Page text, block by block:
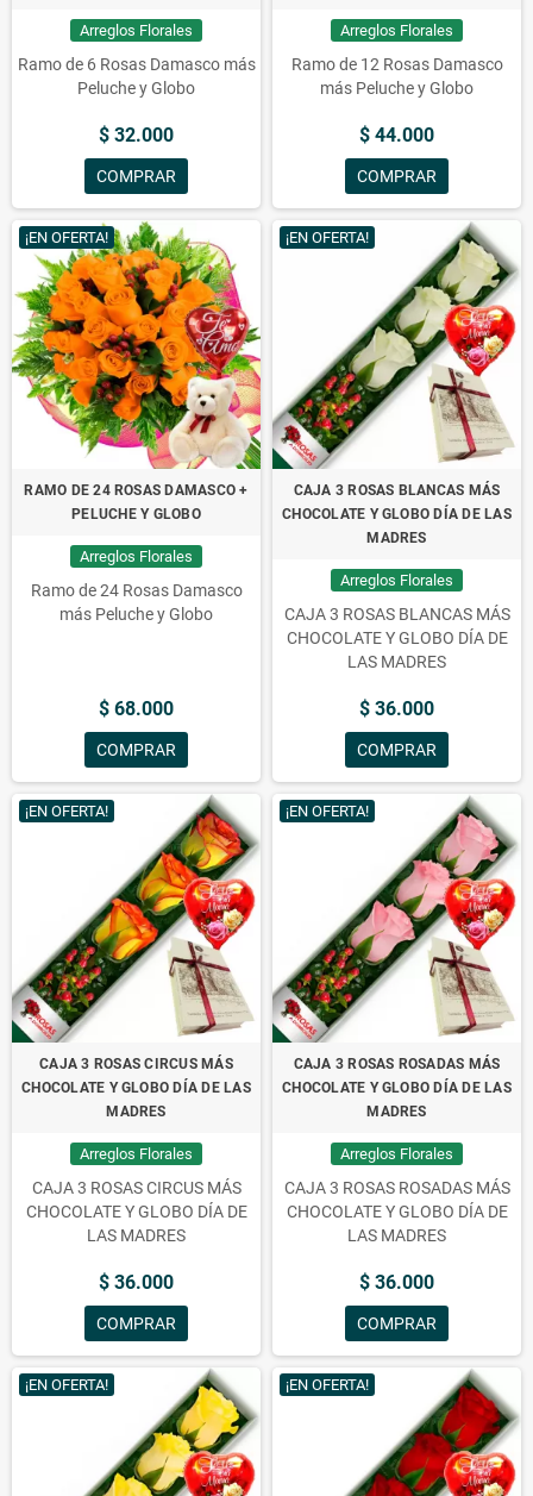
Arreglos Florales
Ramo de 6 Rosas Damasco más
Peluche y Globo
$ 32.000
COMPRAR
Arreglos Florales
Ramo de 12 Rosas Damasco
más Peluche y Globo
$ 44.000
COMPRAR
¡EN OFERTA!
RAMO DE 24 ROSAS DAMASCO +
PELUCHE Y GLOBO
Arreglos Florales
Ramo de 24 Rosas Damasco
más Peluche y Globo
$ 68.000
COMPRAR
¡EN OFERTA!
CAJA 3 ROSAS BLANCAS MÁS
CHOCOLATE Y GLOBO DÍA DE LAS
MADRES
Arreglos Florales
CAJA 3 ROSAS BLANCAS MÁS
CHOCOLATE Y GLOBO DÍA DE
LAS MADRES
$ 36.000
COMPRAR
¡EN OFERTA!
CAJA 3 ROSAS CIRCUS MÁS
CHOCOLATE Y GLOBO DÍA DE LAS
MADRES
Arreglos Florales
CAJA 3 ROSAS CIRCUS MÁS
CHOCOLATE Y GLOBO DÍA DE
LAS MADRES
$ 36.000
COMPRAR
¡EN OFERTA!
CAJA 3 ROSAS ROSADAS MÁS
CHOCOLATE Y GLOBO DÍA DE LAS
MADRES
Arreglos Florales
CAJA 3 ROSAS ROSADAS MÁS
CHOCOLATE Y GLOBO DÍA DE
LAS MADRES
$ 36.000
COMPRAR
¡EN OFERTA! ¡EN OFERTA!